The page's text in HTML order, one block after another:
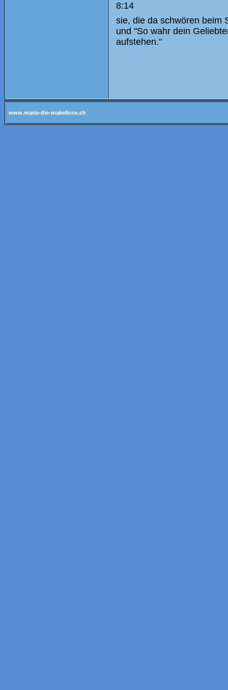
8:14
sie, die da schwören beim
und "So wahr dein
aufstehen."
www.maria-die-makellose.ch